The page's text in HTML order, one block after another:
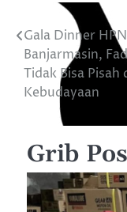
Navigasi
pos
Gala Dinner
Banjarmasin,
Tidak Bisa Pisah
Kebudayaan
Grib